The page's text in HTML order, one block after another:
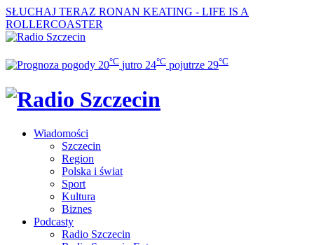
SŁUCHAJ TERAZ RONAN KEATING - LIFE IS A
ROLLERCOASTER
20°C jutro 24°C pojutrze 29°C
Wiadomości
Szczecin
Region
Polska i świat
Sport
Kultura
Biznes
Podcasty
Radio Szczecin